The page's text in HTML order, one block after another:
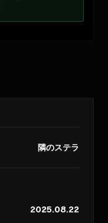
隣のステラ
2025.08.22